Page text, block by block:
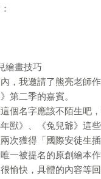
繪畫技巧
，我邀請了熊亮老師
第二季的嘉賓。
個名字應該不陌生吧
獸》、《兔兒爺》這
次獲得「國際安徒生
一被提名的原創繪本作
愉快，具體的內容等